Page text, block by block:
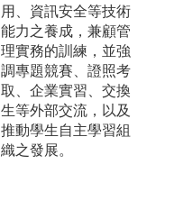
用、資訊安全等技術
能力之養成，兼顧管
理實務的訓練，並強
調專題競賽、證照考
取、企業實習、交換
生等外部交流，以及
推動學生自主學習組
織之發展。